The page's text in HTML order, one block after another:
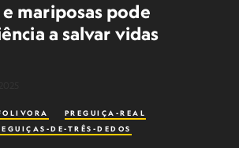
mariposas pode
a salvar vidas
PREGUIÇA-REAL
DE-TRÊS-DEDOS